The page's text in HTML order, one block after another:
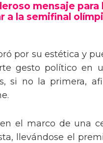
mensaje para
a la semifinal
por su estética y
gesto político en
si no la primera,
el marco de una
llevándose el